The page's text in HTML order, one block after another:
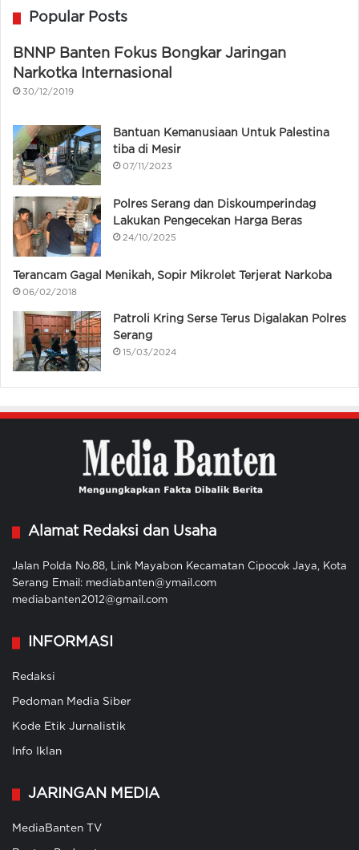
Popular Posts
BNNP Banten Fokus Bongkar Jaringan
Narkotka Internasional
30/12/2019
Bantuan Kemanusiaan Untuk Palestina
tiba di Mesir
07/11/2023
Polres Serang dan Diskoumperindag
Lakukan Pengecekan Harga Beras
24/10/2025
Terancam Gagal Menikah, Sopir Mikrolet Terjerat Narkoba
06/02/2018
Patroli Kring Serse Terus Digalakan Polres
Serang
15/03/2024
Alamat Redaksi dan Usaha
Jalan Polda No.88, Link Mayabon Kecamatan Cipocok Jaya, Kota
Serang Email: mediabanten@ymail.com
mediabanten2012@gmail.com
INFORMASI
Redaksi
Pedoman Media Siber
Kode Etik Jurnalistik
Info Iklan
JARINGAN MEDIA
MediaBanten TV